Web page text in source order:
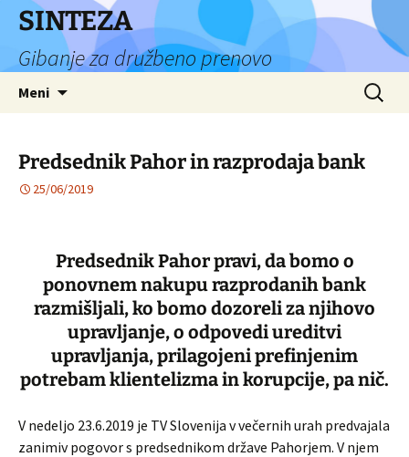
Preskoči
vsebino
SINTEZA
Gibanje za družbeno prenovo
Meni Išči:
Predsednik Pahor in razprodaja bank
25/06/2019
Predsednik Pahor pravi, da bomo o
ponovnem nakupu razprodanih bank
razmišljali, ko bomo dozoreli za njihovo
upravljanje, o odpovedi ureditvi
upravljanja, prilagojeni prefinjenim
potrebam klientelizma in korupcije, pa nič.
V nedeljo 23.6.2019 je TV Slovenija v večernih urah predvajala
zanimiv pogovor s predsednikom države Pahorjem. V njem